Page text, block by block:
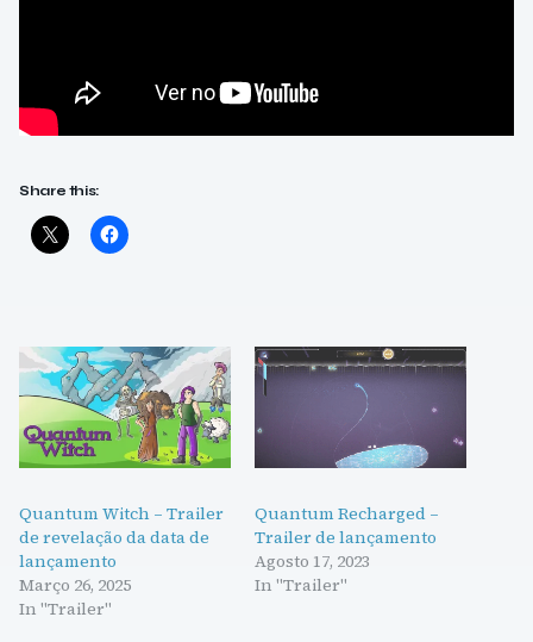
Share this:
Quantum Witch – Trailer
de revelação da data de
lançamento
Março 26, 2025
In "Trailer"
Quantum Recharged –
Trailer de lançamento
Agosto 17, 2023
In "Trailer"